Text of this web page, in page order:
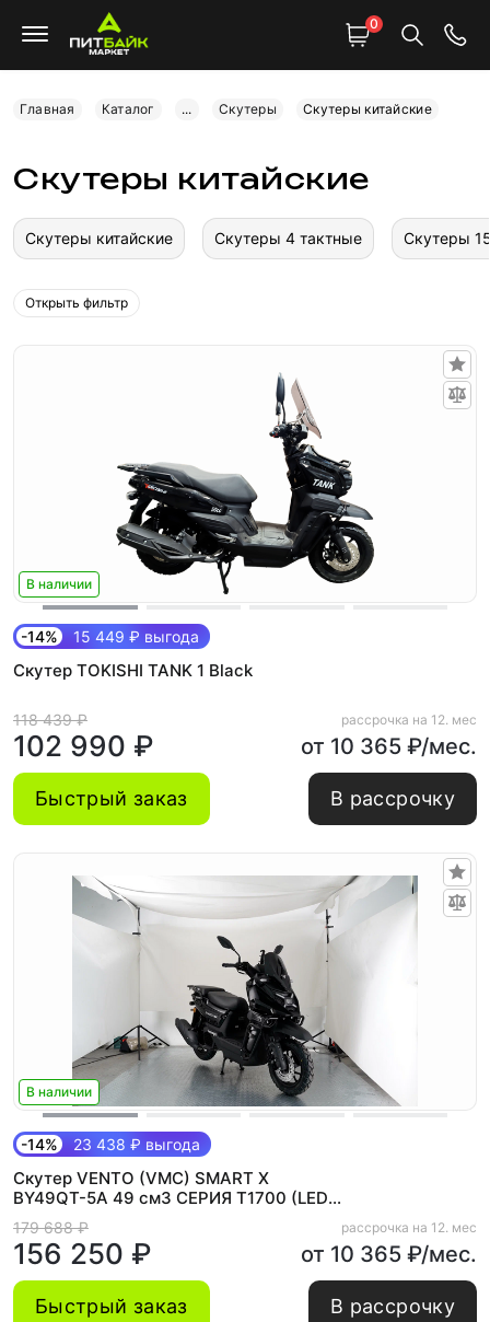
0
Главная Каталог ... Скутеры Скутеры китайские
Скутеры китайские
Скутеры китайские Скутеры 4 тактные Скутеры
Открыть фильтр
В наличии
-14% 15 449 ₽ выгода
Скутер TOKISHI TANK 1 Black
118 439 ₽
102 990 ₽
рассрочка на 12. мес
от 10 365 ₽/мес.
Быстрый заказ В рассрочку
В наличии
-14% 23 438 ₽ выгода
Скутер VENTO (VMC) SMART X
BY49QT-5A 49 см3 СЕРИЯ T1700 (LED
панель, CBS, USB, сигнализация)
BLACK
179 688 ₽
156 250 ₽
рассрочка на 12. мес
от 10 365 ₽/мес.
Быстрый заказ В рассрочку